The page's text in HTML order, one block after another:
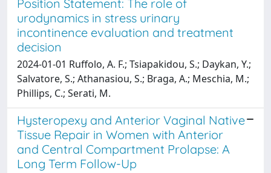
Position Statement: The role of
urodynamics in stress urinary
incontinence evaluation and treatment
decision
2024-01-01 Ruffolo, A. F.; Tsiapakidou, S.; Daykan, Y.;
Salvatore, S.; Athanasiou, S.; Braga, A.; Meschia, M.;
Phillips, C.; Serati, M.
Hysteropexy and Anterior Vaginal Native
Tissue Repair in Women with Anterior
and Central Compartment Prolapse: A
Long Term Follow-Up